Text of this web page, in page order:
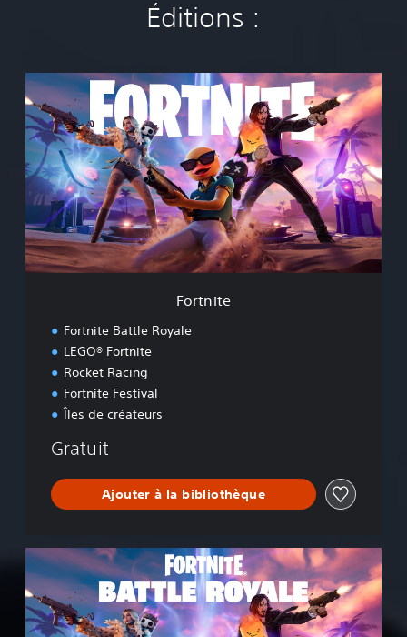
Éditions :
F
o
r
t
n
i
t
e
Fortnite
Fortnite Battle Royale
LEGO® Fortnite
Rocket Racing
Fortnite Festival
Îles de créateurs
Gratuit
Ajouter à la bibliothèque
F
o
r
t
n